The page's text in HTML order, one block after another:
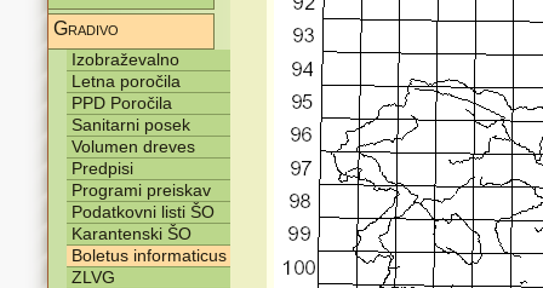
Gradivo
Izobraževalno
Letna poročila
PPD Poročila
Sanitarni posek
Volumen dreves
Predpisi
Programi preiskav
Podatkovni listi ŠO
Karantenski ŠO
Boletus informaticus
ZLVG